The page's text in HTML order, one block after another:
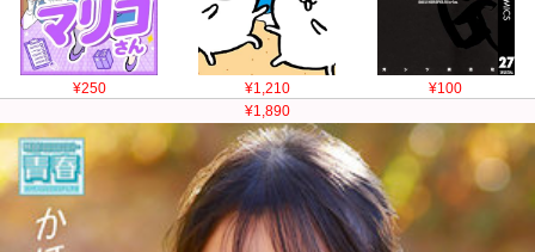
¥250 ¥1,210
¥100
¥1,890